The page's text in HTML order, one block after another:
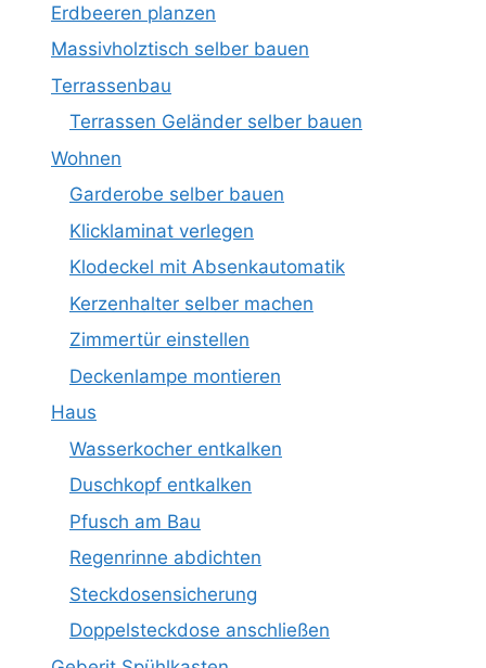
Erdbeeren planzen
Massivholztisch selber bauen
Terrassenbau
Terrassen Geländer selber bauen
Wohnen
Garderobe selber bauen
Klicklaminat verlegen
Klodeckel mit Absenkautomatik
Kerzenhalter selber machen
Zimmertür einstellen
Deckenlampe montieren
Haus
Wasserkocher entkalken
Duschkopf entkalken
Pfusch am Bau
Regenrinne abdichten
Steckdosensicherung
Doppelsteckdose anschließen